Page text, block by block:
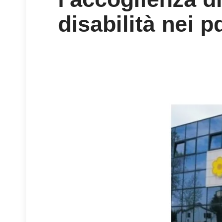
disabilità nei